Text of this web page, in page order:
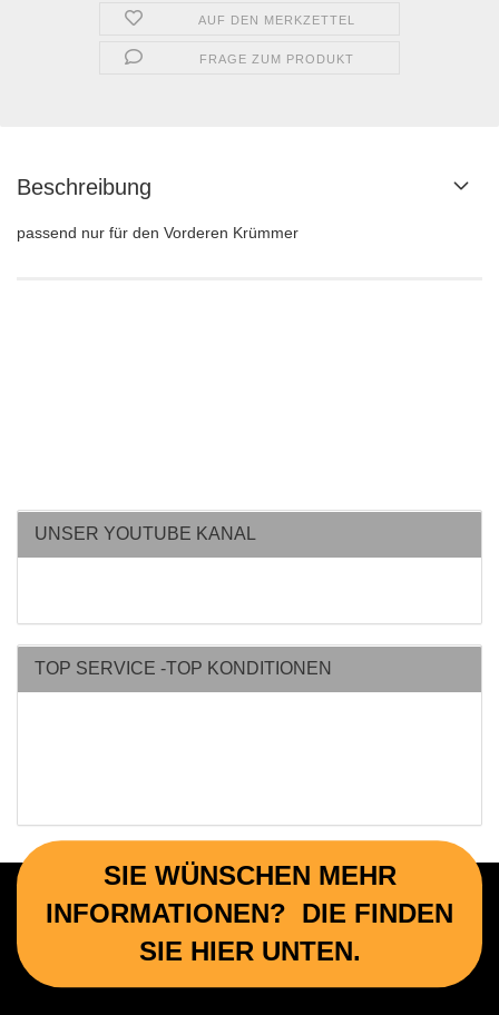
AUF DEN MERKZETTEL
FRAGE ZUM PRODUKT
Beschreibung
passend nur für den Vorderen Krümmer
UNSER YOUTUBE KANAL
TOP SERVICE -TOP KONDITIONEN
SIE WÜNSCHEN MEHR
INFORMATIONEN? DIE FINDEN
SIE HIER UNTEN.